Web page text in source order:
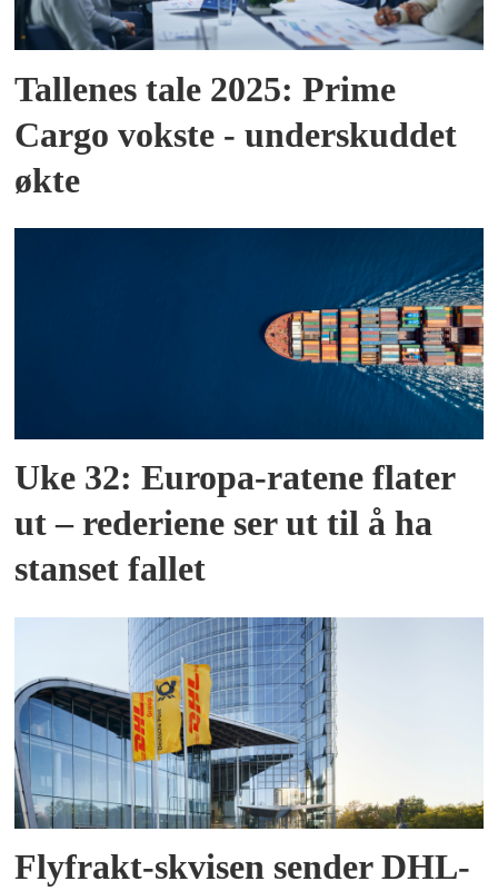
Tallenes tale 2025: Prime
Cargo vokste - underskuddet
økte
Uke 32: Europa-ratene flater
ut – rederiene ser ut til å ha
stanset fallet
Flyfrakt-skvisen sender DHL-